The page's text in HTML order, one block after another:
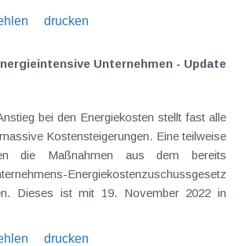
drucken
Unternehmen - Update
bei den Energiekosten stellt fast alle
Kostensteigerungen. Eine teilweise
die Maßnahmen aus dem bereits
Energiekostenzuschussgesetz
Dieses ist mit 19. November 2022 in
drucken